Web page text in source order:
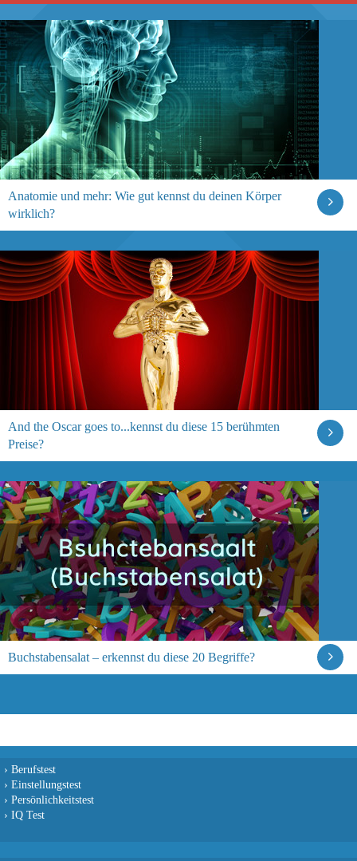
Anatomie und mehr: Wie gut kennst du deinen Körper
wirklich?
And the Oscar goes to...kennst du diese 15 berühmten
Preise?
Buchstabensalat – erkennst du diese 20 Begriffe?
› Berufstest
› Einstellungstest
› Persönlichkeitstest
› IQ Test